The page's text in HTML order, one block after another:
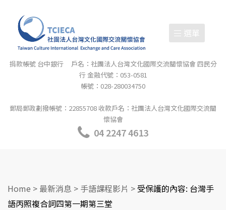
選單
捐款帳號 台中銀行 戶名：社團法人台灣文化國際交流關懷協會 四民分
行 金融代號：053-0581
帳號：028-280034750
郵局郵政劃撥帳號：22855708 收款戶名：社團法人台灣文化國際交流關
懷協會
04 2247 4613
Home > 最新消息 > 手語課程影片 > 受保護的內容: 台灣手
語丙照複合詞四第一期第三堂